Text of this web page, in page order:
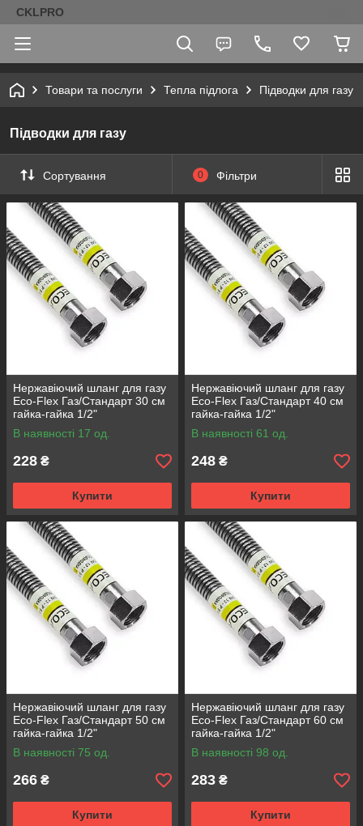
CKLPRO
Товари та послуги Тепла підлога Підводки для газу
Підводки для газу
Сортування 0 Фільтри
Нержавіючий шланг для газу
Eco-Flex Газ/Стандарт 30 см
гайка-гайка 1/2"
В наявності 17 од.
228 ₴
Купити
Нержавіючий шланг для газу
Eco-Flex Газ/Стандарт 40 см
гайка-гайка 1/2"
В наявності 61 од.
248 ₴
Купити
Нержавіючий шланг для газу
Eco-Flex Газ/Стандарт 50 см
гайка-гайка 1/2"
В наявності 75 од.
266 ₴
Купити
Нержавіючий шланг для газу
Eco-Flex Газ/Стандарт 60 см
гайка-гайка 1/2"
В наявності 98 од.
283 ₴
Купити